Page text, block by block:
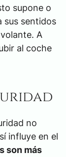
supone o
sus sentidos
A
al coche
no
influye en el
son más